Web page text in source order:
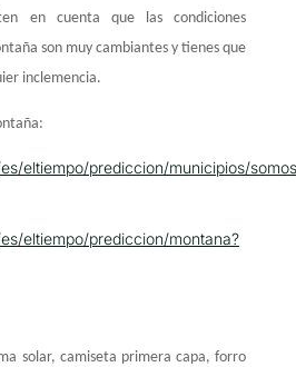
en cuenta que las condiciones
son muy cambiantes y tienes que
inclemencia.
eltiempo/prediccion/municipios/
eltiempo/prediccion/montana?
solar, camiseta primera capa, forro